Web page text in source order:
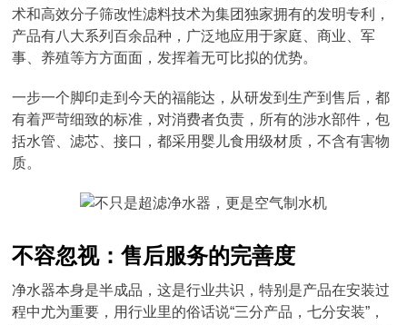
术和高效分子筛改性滤料技术为集团独家拥有的发明专利，
产品有八大系列百余品种，广泛地应用于家庭、商业、军
事、养殖等方方面面，发挥着无可比拟的优势。
一步一个脚印走到今天的福能达，从研发到生产到售后，都
有着严苛细致的标准，对消费者负责，所有的涉水部件，包
括水管、滤芯、接口，都采用婴儿食用级材质，不含有害物
质。
不容忽视：售后服务的完善度
净水器本身是半成品，这是行业共识，特别是产品在安装过
程中尤为重要，用行业里的俗话说“三分产品，七分安装”，